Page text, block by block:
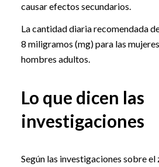
causar efectos secundarios.
La cantidad diaria recomendada
8 miligramos (mg) para las
hombres adultos.
Lo que dicen las
investigaciones
Según las investigaciones sobre el